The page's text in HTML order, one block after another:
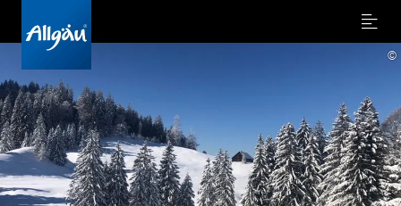
Menu
©